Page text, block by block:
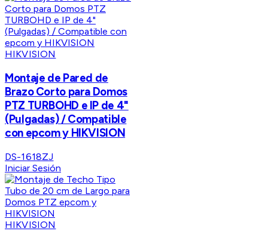
HIKVISION
Montaje de Pared de
Brazo Corto para Domos
PTZ TURBOHD e IP de 4"
(Pulgadas) / Compatible
con epcom y HIKVISION
DS-1618ZJ
Iniciar Sesión
HIKVISION